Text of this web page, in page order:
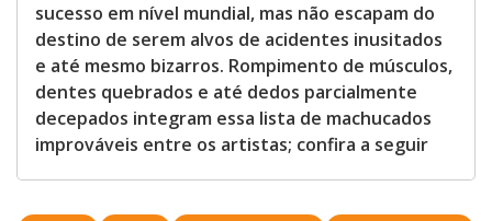
sucesso em nível mundial, mas não escapam do
destino de serem alvos de acidentes inusitados
e até mesmo bizarros. Rompimento de músculos,
dentes quebrados e até dedos parcialmente
decepados integram essa lista de machucados
improváveis entre os artistas; confira a seguir